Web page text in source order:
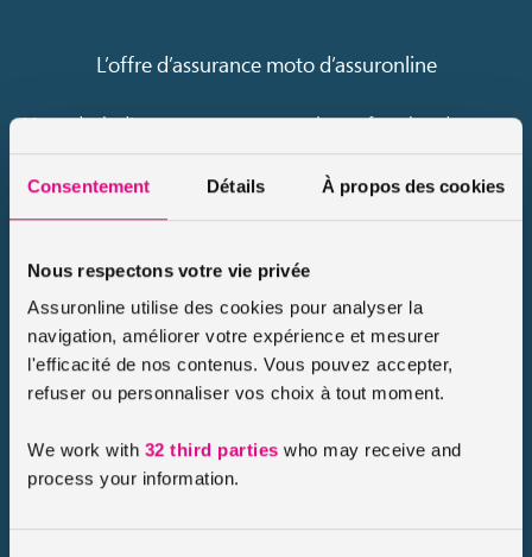
Consentement Détails À propos des cookies
Nous respectons votre vie privée
Assuronline utilise des cookies pour analyser la
navigation, améliorer votre expérience et mesurer
l'efficacité de nos contenus. Vous pouvez accepter,
refuser ou personnaliser vos choix à tout moment.
We work with 32 third parties who may receive and
process your information.
L’offre d’assurance moto d’assuronline
Votre devis d’assurance moto va varier en fonction du
offre, vous trouverez trois offres classiques d’assurance
La formule Contact
Cette couverture est la protection d’entrée de gamme de
notre offre. Il s’agit en fait du niveau de garantie minimum,
que vous avez pour obligation de souscrire pour pouvoir
circuler sur la voie publique avec votre moto. On l’appelle
la protection au tiers. La formule comprend :